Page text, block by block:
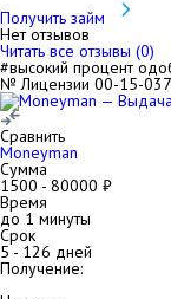
Получить займ
Нет отзывов
Читать все отзывы (0)
#высокий процент
№ Лицензии 00-15-
Сравнить
Moneyman
Сумма
1500 - 80000 ₽
Время
до 1 минуты
Срок
5- 126 дней
Получение: